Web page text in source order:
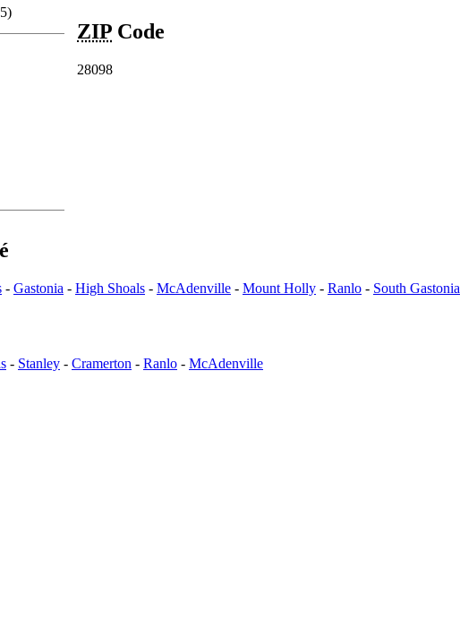
ZIP Code
28098
- Gastonia - High Shoals - McAdenville - Mount Holly - Ranlo - South Gastonia
- Stanley - Cramerton - Ranlo - McAdenville